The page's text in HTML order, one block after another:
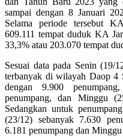
sampai dengan 8 Januari
Selama periode tersebut
609.111 tempat duduk KA
33,3% atau 203.070 tempat
Sesuai data pada Senin (19/
terbanyak di wilayah Daop 4
dengan 9.900
penumpang, dan Minggu
Sedangkan untuk
(23/12) sebanyak 7.630
6.181 penumpang dan